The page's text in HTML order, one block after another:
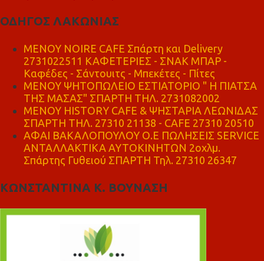
ΟΔΗΓΟΣ ΛΑΚΩΝΙΑΣ
MENOY NOIRE CAFE Σπάρτη και Delivery
2731022511 ΚΑΦΕΤΕΡΙΕΣ - ΣΝΑΚ ΜΠΑΡ -
Καφέδες - Σάντουιτς - Μπεκέτες - Πίτες
ΜΕΝΟΥ ΨΗΤΟΠΩΛΕΙΟ ΕΣΤΙΑΤΟΡΙΟ " Η ΠΙΑΤΣΑ
ΤΗΣ ΜΑΣΑΣ" ΣΠΑΡΤΗ ΤΗΛ. 2731082002
ΜΕΝΟΥ HISTORY CAFE & ΨΗΣΤΑΡΙΑ ΛΕΩΝΙΔΑΣ
ΣΠΑΡΤΗ ΤΗΛ. 27310 21138 - CAFE 27310 20510
ΑΦΑΙ ΒΑΚΑΛΟΠΟΥΛΟΥ Ο.Ε ΠΩΛΗΣΕΙΣ SERVICE
ΑΝΤΑΛΛΑΚΤΙΚΑ ΑΥΤΟΚΙΝΗΤΩΝ 2οχλμ.
Σπάρτης Γυθειού ΣΠΑΡΤΗ Τηλ. 27310 26347
ΚΩΝΣΤΑΝΤΙΝΑ Κ. ΒΟΥΝΑΣΗ